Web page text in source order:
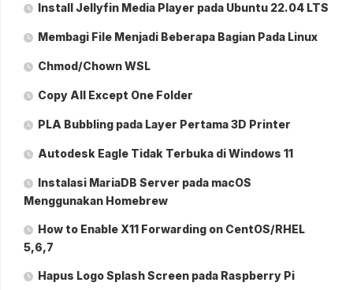
Install Jellyfin Media Player pada Ubuntu 22.04 LTS
Membagi File Menjadi Beberapa Bagian Pada Linux
Chmod/Chown WSL
Copy All Except One Folder
PLA Bubbling pada Layer Pertama 3D Printer
Autodesk Eagle Tidak Terbuka di Windows 11
Instalasi MariaDB Server pada macOS
Menggunakan Homebrew
How to Enable X11 Forwarding on CentOS/RHEL
5,6,7
Hapus Logo Splash Screen pada Raspberry Pi